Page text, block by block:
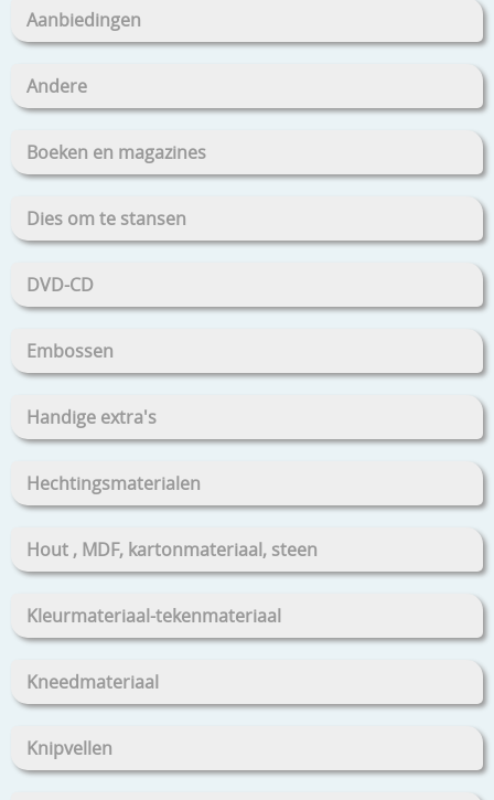
Aanbiedingen
Andere
Boeken en magazines
Dies om te stansen
DVD-CD
Embossen
Handige extra's
Hechtingsmaterialen
Hout , MDF, kartonmateriaal, steen
Kleurmateriaal-tekenmateriaal
Kneedmateriaal
Knipvellen